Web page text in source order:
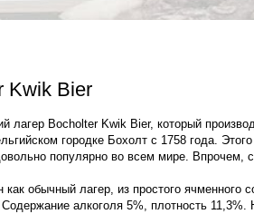
Kwik Bier
лагер Bocholter Kwik Bier, который
городке Бохолт с 1758 года.
популярно во всем мире. Впрочем,
обычный лагер, из простого ячменного
алкоголя 5%, плотность 11,3%.